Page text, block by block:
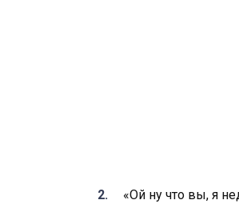
«Ой ну что вы, я